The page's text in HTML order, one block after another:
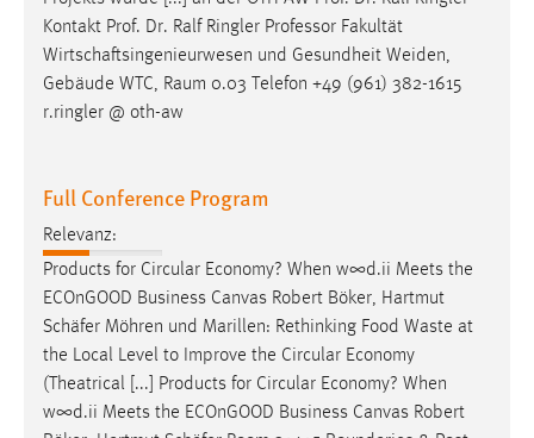
Kontakt Prof. Dr. Ralf Ringler Professor Fakultät
Wirtschaftsingenieurwesen und Gesundheit Weiden,
Gebäude WTC, Raum 0.03 Telefon +49 (961) 382-1615
r.ringler @ oth-aw
Full Conference Program
Relevanz:
Products for Circular Economy? When w∞d.ii Meets the
ECOnGOOD Business Canvas Robert Böker, Hartmut
Schäfer Möhren und Marillen: Rethinking Food Waste at
the Local Level to Improve the Circular Economy
(Theatrical [...] Products for Circular Economy? When
w∞d.ii Meets the ECOnGOOD Business Canvas Robert